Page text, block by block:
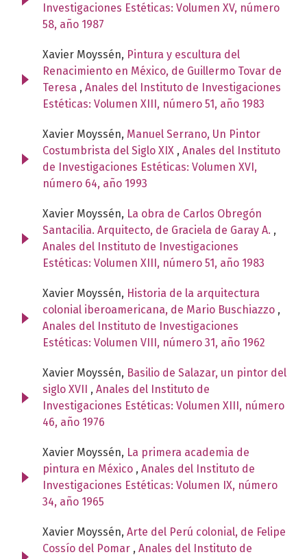
Investigaciones Estéticas: Volumen XV, número
58, año 1987
Xavier Moyssén, Pintura y escultura del
Renacimiento en México, de Guillermo Tovar de
Teresa , Anales del Instituto de Investigaciones
Estéticas: Volumen XIII, número 51, año 1983
Xavier Moyssén, Manuel Serrano, Un Pintor
Costumbrista del Siglo XIX , Anales del Instituto
de Investigaciones Estéticas: Volumen XVI,
número 64, año 1993
Xavier Moyssén, La obra de Carlos Obregón
Santacilia. Arquitecto, de Graciela de Garay A. ,
Anales del Instituto de Investigaciones
Estéticas: Volumen XIII, número 51, año 1983
Xavier Moyssén, Historia de la arquitectura
colonial iberoamericana, de Mario Buschiazzo ,
Anales del Instituto de Investigaciones
Estéticas: Volumen VIII, número 31, año 1962
Xavier Moyssén, Basilio de Salazar, un pintor del
siglo XVII , Anales del Instituto de
Investigaciones Estéticas: Volumen XIII, número
46, año 1976
Xavier Moyssén, La primera academia de
pintura en México , Anales del Instituto de
Investigaciones Estéticas: Volumen IX, número
34, año 1965
Xavier Moyssén, Arte del Perú colonial, de Felipe
Cossío del Pomar , Anales del Instituto de